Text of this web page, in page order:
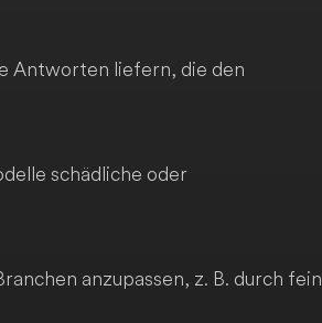
Antworten liefern, die den
schädliche oder
anzupassen, z. B. durch fein